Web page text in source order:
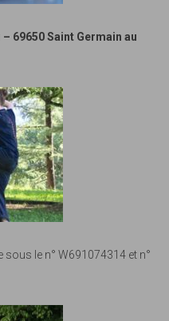
69650 Saint Germain au
sous le n° W691074314 et n°